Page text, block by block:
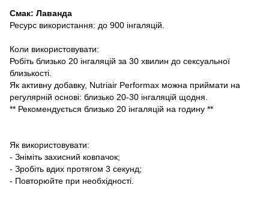
Смак: Лаванда
Ресурс використання: до 900 інгаляцій.
Коли використовувати:
Робіть близько 20 інгаляцій за 30 хвилин до сексуальної
близькості.
Як активну добавку, Nutriair Performax можна приймати на
регулярній основі: близько 20-30 інгаляцій щодня.
** Рекомендується близько 20 інгаляцій на годину **
Як використовувати:
- Зніміть захисний ковпачок;
- Зробіть вдих протягом 3 секунд;
- Повторюйте при необхідності.